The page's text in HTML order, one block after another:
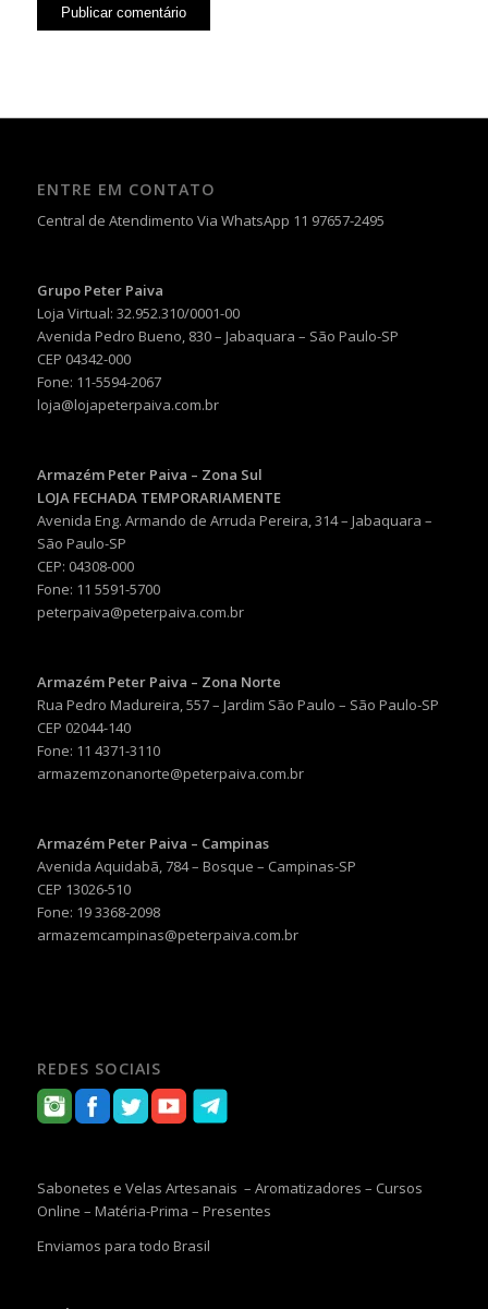
ENTRE EM CONTATO
Central de Atendimento Via WhatsApp 11 97657-2495
Grupo Peter Paiva
Loja Virtual: 32.952.310/0001-00
Avenida Pedro Bueno, 830 – Jabaquara – São Paulo-SP
CEP 04342-000
Fone: 11-5594-2067
loja@lojapeterpaiva.com.br
Armazém Peter Paiva – Zona Sul
LOJA FECHADA TEMPORARIAMENTE
Avenida Eng. Armando de Arruda Pereira, 314 – Jabaquara –
São Paulo-SP
CEP: 04308-000
Fone: 11 5591-5700
peterpaiva@peterpaiva.com.br
Armazém Peter Paiva – Zona Norte
Rua Pedro Madureira, 557 – Jardim São Paulo – São Paulo-SP
CEP 02044-140
Fone: 11 4371-3110
armazemzonanorte@peterpaiva.com.br
Armazém Peter Paiva – Campinas
Avenida Aquidabã, 784 – Bosque – Campinas-SP
CEP 13026-510
Fone: 19 3368-2098
armazemcampinas@peterpaiva.com.br
REDES SOCIAIS
Sabonetes e Velas Artesanais – Aromatizadores – Cursos
Online – Matéria-Prima – Presentes
Enviamos para todo Brasil